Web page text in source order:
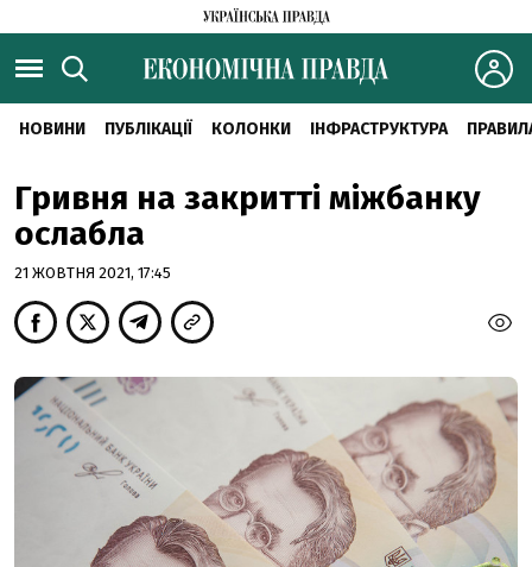
НОВИНИ ПУБЛІКАЦІЇ КОЛОНКИ ІНФРАСТРУКТУРА
Гривня на закритті міжбанку
ослабла
21 ЖОВТНЯ 2021, 17:45